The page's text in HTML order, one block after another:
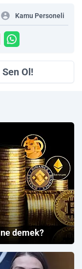
Kamu Personeli
Ol!
demek?